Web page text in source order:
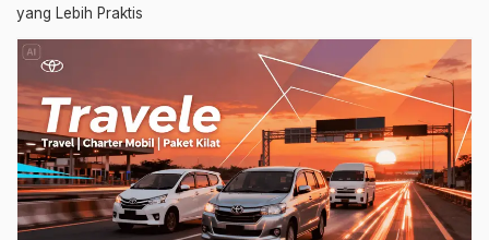
yang Lebih Praktis